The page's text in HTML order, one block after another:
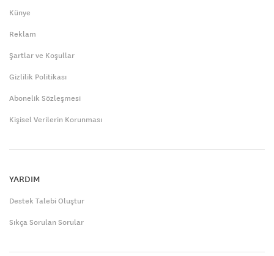
Künye
Reklam
Şartlar ve Koşullar
Gizlilik Politikası
Abonelik Sözleşmesi
Kişisel Verilerin Korunması
YARDIM
Destek Talebi Oluştur
Sıkça Sorulan Sorular